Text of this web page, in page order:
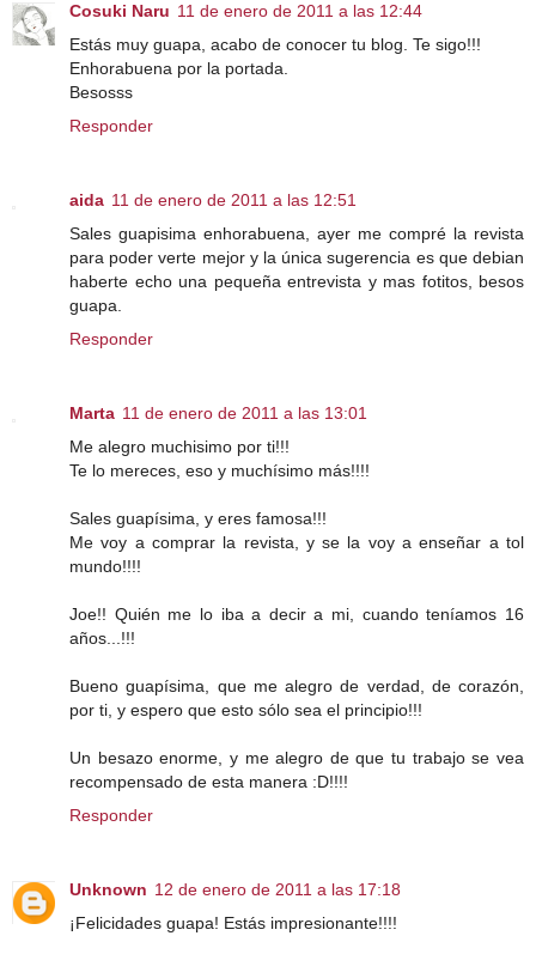
Cosuki Naru 11 de enero de 2011 a las 12:44
Estás muy guapa, acabo de conocer tu blog. Te sigo!!!
Enhorabuena por la portada.
Besosss
Responder
aida 11 de enero de 2011 a las 12:51
Sales guapisima enhorabuena, ayer me compré la revista
para poder verte mejor y la única sugerencia es que debian
haberte echo una pequeña entrevista y mas fotitos, besos
guapa.
Responder
Marta 11 de enero de 2011 a las 13:01
Me alegro muchisimo por ti!!!
Te lo mereces, eso y muchísimo más!!!!
Sales guapísima, y eres famosa!!!
Me voy a comprar la revista, y se la voy a enseñar a tol
mundo!!!!
Joe!! Quién me lo iba a decir a mi, cuando teníamos 16
años...!!!
Bueno guapísima, que me alegro de verdad, de corazón,
por ti, y espero que esto sólo sea el principio!!!
Un besazo enorme, y me alegro de que tu trabajo se vea
recompensado de esta manera :D!!!!
Responder
Unknown 12 de enero de 2011 a las 17:18
¡Felicidades guapa! Estás impresionante!!!!